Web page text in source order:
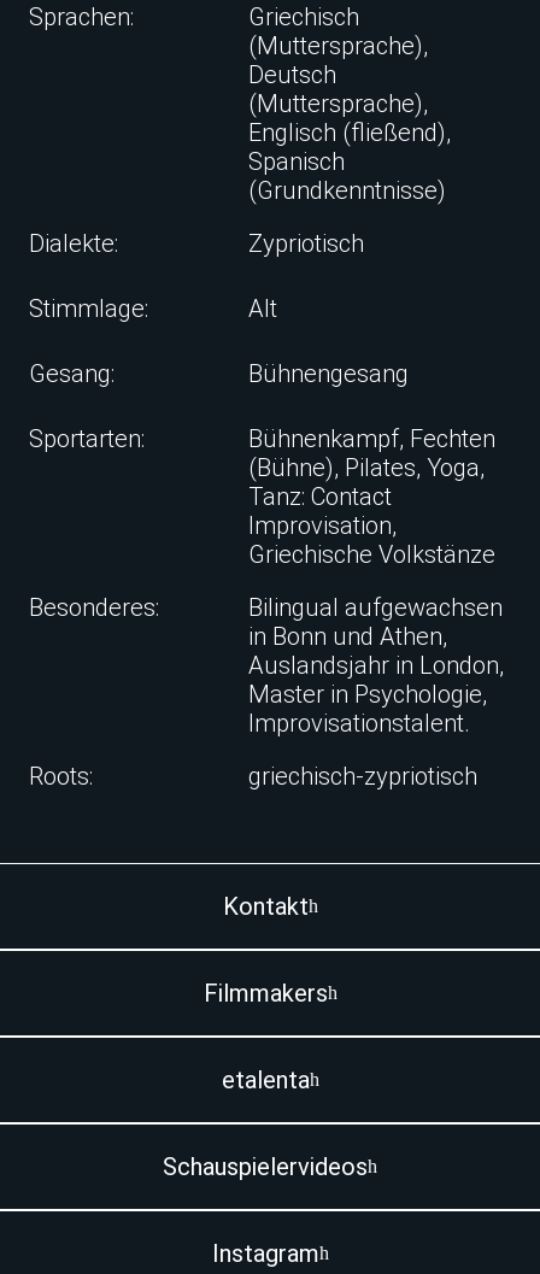
Sprachen:
Griechisch
(Muttersprache),
Deutsch
(Muttersprache),
Englisch (fließend),
Spanisch
(Grundkenntnisse)
Dialekte:
Zypriotisch
Stimmlage: Alt
Gesang: Bühnengesang
Sportarten:
Bühnenkampf, Fechten
(Bühne), Pilates, Yoga,
Tanz: Contact
Improvisation,
Griechische Volkstänze
Besonderes:
Bilingual aufgewachsen
in Bonn und Athen,
Auslandsjahr in London,
Master in Psychologie,
Improvisationstalent.
Roots:
griechisch-zypriotisch
Kontakt
Filmmakers
etalenta
Schauspielervideos
Instagram